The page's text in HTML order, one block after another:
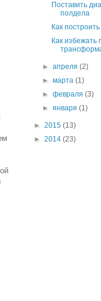
Поставить
полдела
Как
Как избежать
►апреля(2)
►марта(1)
►февраля(3)
►января(1)
► 2015 (13)
► 2014 (23)